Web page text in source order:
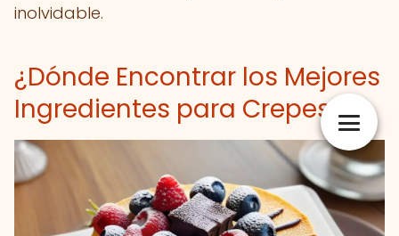
inolvidable.
¿Dónde Encontrar los Mejores
Ingredientes para Crepes?